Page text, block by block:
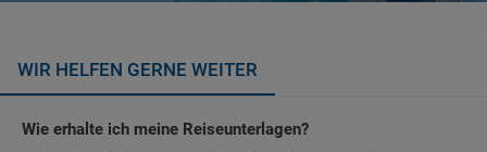
WIR HELFEN GERNE WEITER
Wie erhalte ich meine Reiseunterlagen?